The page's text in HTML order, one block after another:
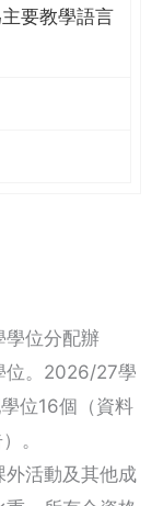
要教學語言
學位分配辦
位。2026/27學
位16個（資料
。
外活動及其他成